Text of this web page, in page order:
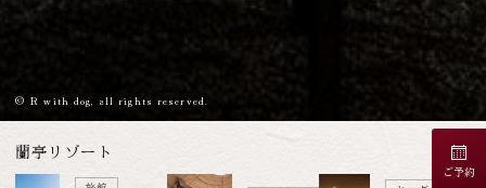
© R with dog, all rights reserved.
蘭亭リゾート
ご予約